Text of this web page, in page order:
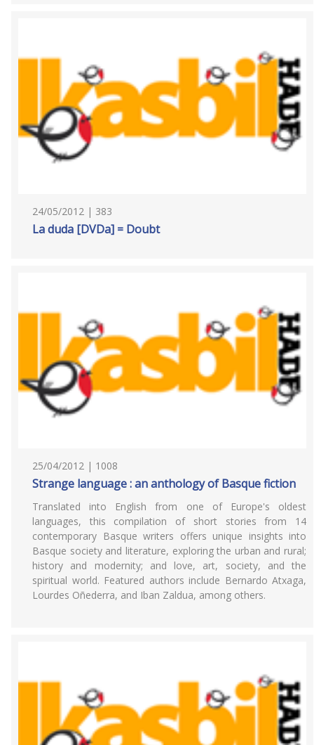
24/05/2012 | 383
La duda [DVDa] = Doubt
25/04/2012 | 1008
Strange language : an anthology of Basque fiction
Translated into English from one of Europe's oldest
languages, this compilation of short stories from 14
contemporary Basque writers offers unique insights into
Basque society and literature, exploring the urban and rural;
history and modernity; and love, art, society, and the
spiritual world. Featured authors include Bernardo Atxaga,
Lourdes Oñederra, and Iban Zaldua, among others.